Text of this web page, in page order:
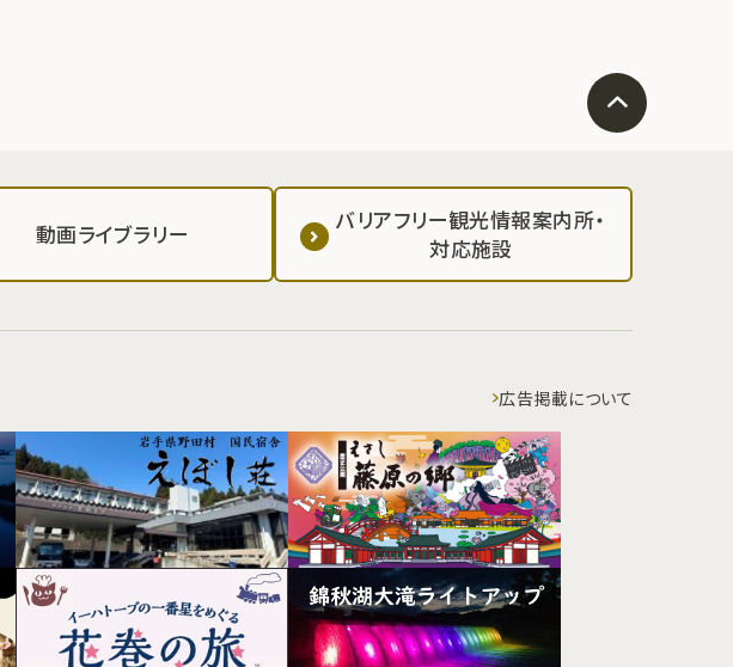
動画ライブラリー
バリアフリー観光情報案内所・
対応施設
広告掲載について